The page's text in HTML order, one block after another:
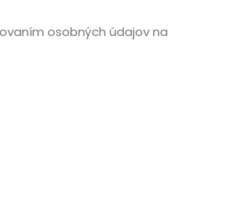
osobných údajov na